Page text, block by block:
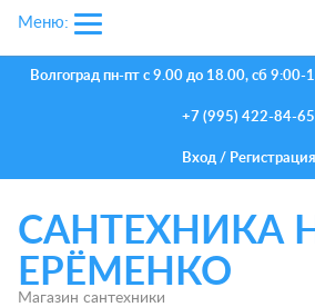
Волгоград пн-пт с 9.00 до 18.00, сб 9:00-
+7 (995) 422-84-65
Вход/ Регистрация
САНТЕХНИКА
ЕРЁМЕНКО
Магазин сантехники
Меню: